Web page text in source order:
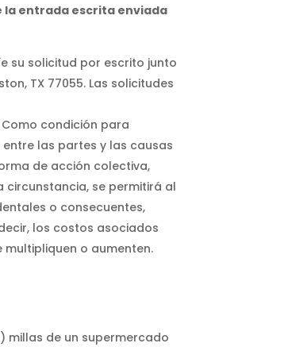
la entrada escrita enviada
su solicitud por escrito junto
TX 77055. Las solicitudes
Como condición para
las partes y las causas
de acción colectiva,
circunstancia, se permitirá al
o consecuentes,
los costos asociados
o aumenten.
millas de un supermercado